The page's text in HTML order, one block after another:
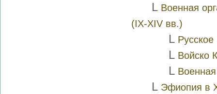
L Военная
(IX-XIV вв.)
L
L Войско
L
L Эфиопия в